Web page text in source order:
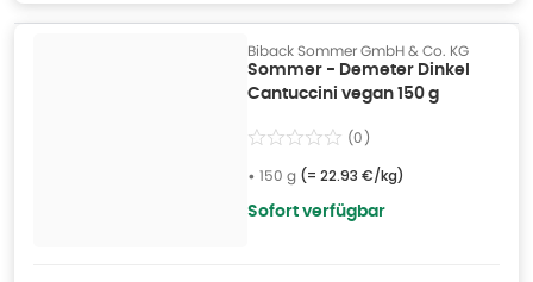
Biback Sommer GmbH & Co. KG
Sommer - Demeter Dinkel
Cantuccini vegan 150 g
(0)
• 150 g (= 22.93 €/kg)
Sofort verfügbar